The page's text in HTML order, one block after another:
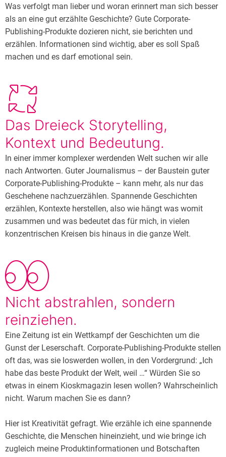
Was verfolgt man lieber und woran erinnert man sich besser
als an eine gut erzählte Geschichte? Gute Corporate-
Publishing-Produkte dozieren nicht, sie berichten und
erzählen. Informationen sind wichtig, aber es soll Spaß
machen und es darf emotional sein.
Das Dreieck Storytelling,
Kontext und Bedeutung.
In einer immer komplexer werdenden Welt suchen wir alle
nach Antworten. Guter Journalismus – der Baustein guter
Corporate-Publishing-Produkte – kann mehr, als nur das
Geschehene nachzuerzählen. Spannende Geschichten
erzählen, Kontexte herstellen, also wie hängt was womit
zusammen und was bedeutet das für mich, in vielen
konzentrischen Kreisen bis hinaus in die ganze Welt.
Nicht abstrahlen, sondern
reinziehen.
Eine Zeitung ist ein Wettkampf der Geschichten um die
Gunst der Leserschaft. Corporate-Publishing-Produkte stellen
oft das, was sie loswerden wollen, in den Vordergrund: „Ich
habe das beste Produkt der Welt, weil …“ Würden Sie so
etwas in einem Kioskmagazin lesen wollen? Wahrscheinlich
nicht. Warum machen Sie es dann?
Hier ist Kreativität gefragt. Wie erzähle ich eine spannende
Geschichte, die Menschen hineinzieht, und wie bringe ich
zugleich meine Produktinformationen und Botschaften